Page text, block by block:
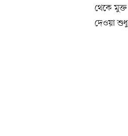
থেকে মুক্ত
দেওয়া